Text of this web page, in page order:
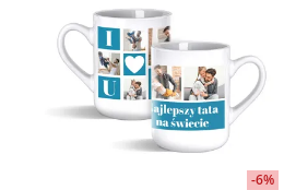
-6%